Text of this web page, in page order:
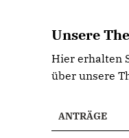
Unsere
Hier erhalten
über unsere
ANTRÄGE